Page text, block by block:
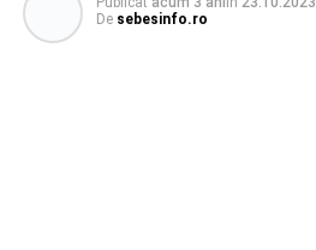
De sebesinfo.ro